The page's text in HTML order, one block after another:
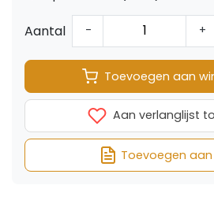
Aantal - +
Toevoegen aan
Aan verlanglijst
Toevoegen